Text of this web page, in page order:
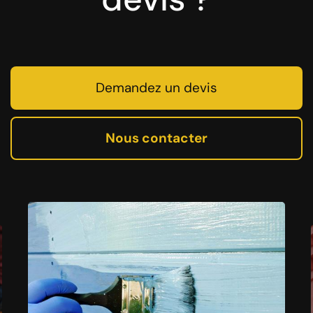
Demandez un devis
Nous contacter